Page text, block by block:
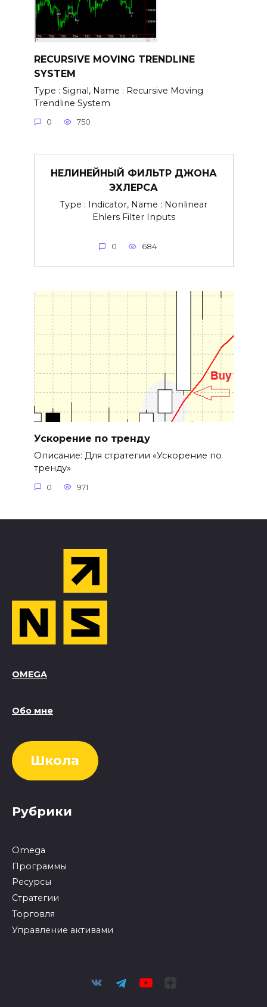
RECURSIVE MOVING TRENDLINE
SYSTEM
Type : Signal, Name : Recursive Moving
Trendline System
0 750
НЕЛИНЕЙНЫЙ ФИЛЬТР ДЖОНА
ЭХЛЕРСА
Type : Indicator, Name : Nonlinear
Ehlers Filter Inputs
0 684
Ускорение по тренду
Описание: Для стратегии «Ускорение по
тренду»
0 971
OMEGA
Обо мне
Школа
Рубрики
Omega
Программы
Ресурсы
Стратегии
Торговля
Управление активами